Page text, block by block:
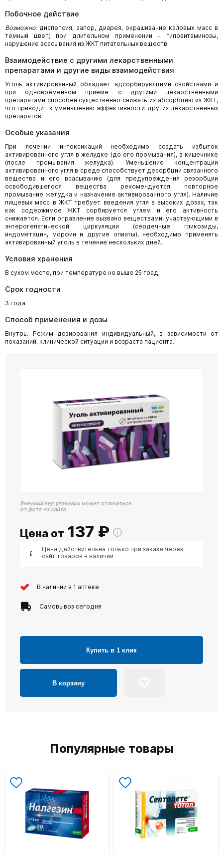
Побочное действие
Возможно:диспепсия, запор, диарея, окрашивание каловых масс в
темный цвет; при длительном применении - гиповитаминозы,
нарушение всасывания из ЖКТ питательных веществ.
Взаимодействие с другими лекарственными
препаратами и другие виды взаимодействия
Уголь активированный обладает адсорбирующими свойствами и
при одновременном приеме с другими лекарственными
препаратами способен существенно снижать их абсорбцию из ЖКТ,
что приводит к уменьшению эффективности других лекарственных
препаратов.
Особые указания
При лечении интоксикаций необходимо создать избыток
активированного угля в желудке (до его промывания), в кишечнике
(после промывания желудка). Уменьшение концентрации
активированного угля в среде способствует десорбции связанного
вещества и его всасыванию (для предупреждения резорбции
освободившегося вещества рекомендуется повторное
промывание желудка и назначение активированного угля). Наличие
пищевых масс в ЖКТ требует введения угля в высоких дозах, так
как содержимое ЖКТ сорбируется углем и его активность
снижается. Если отравление вызвано веществами, участвующими в
энтерогепатической циркуляции (сердечные гликозиды,
индометацин, морфин и другие опиаты), необходимо применять
активированный уголь в течение нескольких дней.
Условия хранения
В сухом месте, при температуре не выше 25 град.
Срок годности
3 года
Способ применения и дозы
Внутрь. Режим дозирования индивидуальный, в зависимости от
показаний, клинической ситуации и возраста пациента.
Внешний вид упаковки может отличаться
от фото на сайте.
Цена от 137 ₽
Цена действительна только при заказе через
сайт товаров в наличии
В наличии в 1 аптеке
Самовывоз сегодня
Купить в 1 клик
В корзину
Популярные товары